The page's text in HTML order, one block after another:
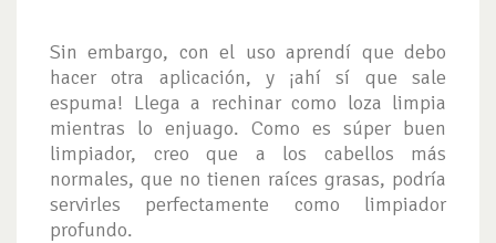
Sin embargo, con el uso aprendí que debo
hacer otra aplicación, y ¡ahí sí que sale
espuma! Llega a rechinar como loza limpia
mientras lo enjuago. Como es súper buen
limpiador, creo que a los cabellos más
normales, que no tienen raíces grasas, podría
servirles perfectamente como limpiador
profundo.